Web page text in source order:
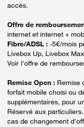
accès.
Offre de
internet et internet +
Fibre/ADSL : -5€/mois
Livebox Up, Livebox
Voir l'offre de
Remise Open : Remise
forfait mobile choisi ou
supplémentaires, pour
Réservé aux
cas de changement